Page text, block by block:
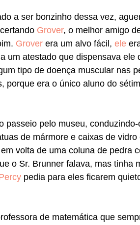
a ser bonzinho dessa vez,
Grover, o melhor amigo
Grover era um alvo fácil, ele
um atestado que dispensava
tipo de doença muscular nas
porque era o único aluno do
passeio pelo museu,
de mármore e caixas de
volta de uma coluna de pedra
o Sr. Brunner falava, mas tinha
pedia para eles ficarem
de matemática que